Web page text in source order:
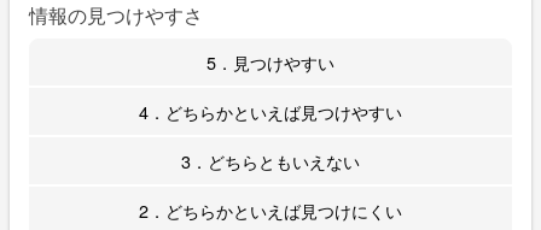
情報の見つけやすさ
5．見つけやすい
4．どちらかといえば見つけやすい
3．どちらともいえない
2．どちらかといえば見つけにくい